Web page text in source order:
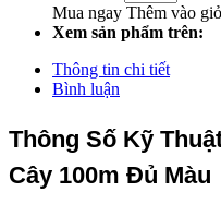
Mua ngay Thêm vào
Xem sản phẩm trên:
Thông tin chi tiết
Bình luận
Thông Số Kỹ
Cây 100m Đủ Màu